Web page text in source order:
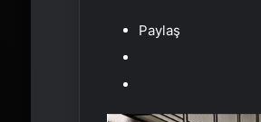
Paylaş